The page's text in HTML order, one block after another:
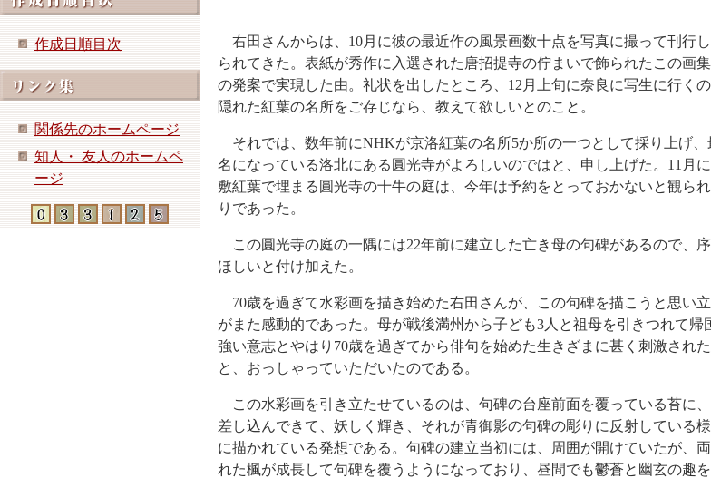
作成日順目次
関係先のホームページ
知人・ 友人のホームペ
ージ
右田さんからは、10月に彼の最近作の風景画数十点を写真に撮って刊行
られてきた。表紙が秀作に入選された唐招提寺の佇まいで飾られたこの画
の発案で実現した由。礼状を出したところ、12月上旬に奈良に写生に行く
隠れた紅葉の名所をご存じなら、教えて欲しいとのこと。
それでは、数年前にNHKが京洛紅葉の名所5か所の一つとして採り上げ、
名になっている洛北にある圓光寺がよろしいのではと、申し上げた。11月
敷紅葉で埋まる圓光寺の十牛の庭は、今年は予約をとっておかないと観ら
りであった。
この圓光寺の庭の一隅には22年前に建立した亡き母の句碑があるので、
ほしいと付け加えた。
70歳を過ぎて水彩画を描き始めた右田さんが、この句碑を描こうと思い
がまた感動的であった。母が戦後満州から子ども3人と祖母を引きつれて帰
強い意志とやはり70歳を過ぎてから俳句を始めた生きざまに甚く刺激され
と、おっしゃっていただいたのである。
この水彩画を引き立たせているのは、句碑の台座前面を覆っている苔に
差し込んできて、妖しく輝き、それが青御影の句碑の彫りに反射している
に描かれている発想である。句碑の建立当初には、周囲が開けていたが、
れた楓が成長して句碑を覆うようになっており、昼間でも鬱蒼と幽玄の趣